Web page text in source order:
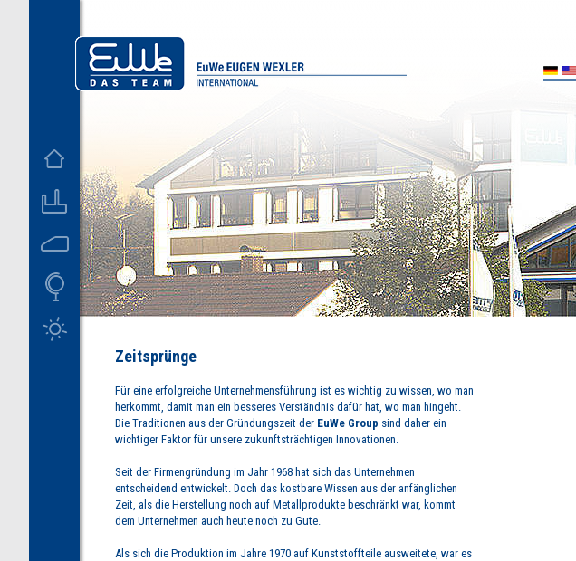
Zeitsprünge
Für eine erfolgreiche Unternehmensführung ist es wichtig zu wissen, wo man
herkommt, damit man ein besseres Verständnis dafür hat, wo man hingeht.
Die Traditionen aus der Gründungszeit der EuWe Group sind daher ein
wichtiger Faktor für unsere zukunftsträchtigen Innovationen.
Seit der Firmengründung im Jahr 1968 hat sich das Unternehmen
entscheidend entwickelt. Doch das kostbare Wissen aus der anfänglichen
Zeit, als die Herstellung noch auf Metallprodukte beschränkt war, kommt
dem Unternehmen auch heute noch zu Gute.
Als sich die Produktion im Jahre 1970 auf Kunststoffteile ausweitete, war es
D US MX